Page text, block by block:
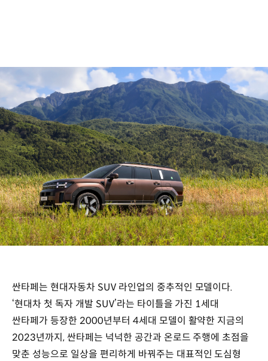
싼타페는 현대자동차 SUV 라인업의 중추적인 모델이다.
‘현대차 첫 독자 개발 SUV’라는 타이틀을 가진 1세대
싼타페가 등장한 2000년부터 4세대 모델이 활약한 지금의
2023년까지, 싼타페는 넉넉한 공간과 온로드 주행에 초점을
맞춘 성능으로 일상을 편리하게 바꿔주는 대표적인 도심형